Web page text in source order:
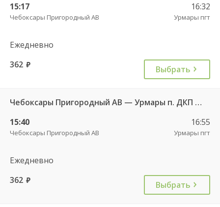
15:17
Чебоксары Пригородный АВ
16:32
Урмары пгт
Ежедневно
362 руб. Выбрать
Чебоксары Пригородный АВ — Урмары п. ДКП 513
15:40
Чебоксары Пригородный АВ
16:55
Урмары пгт
Ежедневно
362 руб. Выбрать